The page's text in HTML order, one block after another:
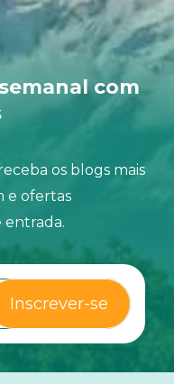
com
os blogs mais
e ofertas
entrada.
Inscrever-se